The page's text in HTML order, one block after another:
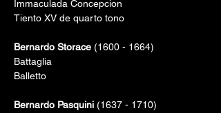
Immaculada Concepcion
Tiento XV de quarto tono
Bernardo Storace (1600 - 1664)
Battaglia
Balletto
Bernardo Pasquini (1637 - 1710)